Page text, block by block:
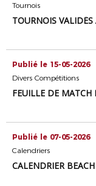
Tournois
TOURNOIS
Publié le 15-05-2026
Divers Compétitions
FEUILLE DE MATCH
Publié le 07-05-2026
Calendriers
CALENDRIER